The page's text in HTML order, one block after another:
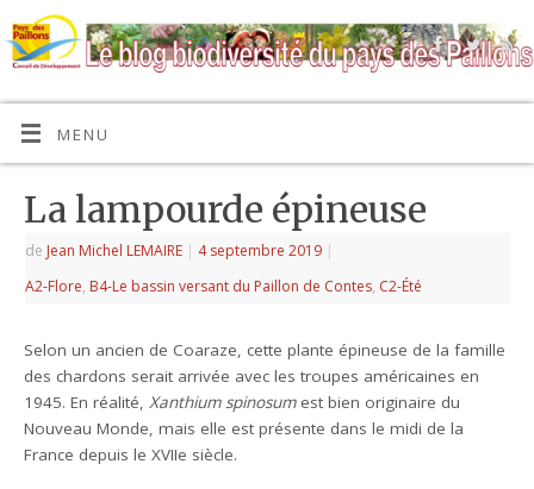
MENU
La lampourde épineuse
de Jean Michel LEMAIRE | 4 septembre 2019 |
A2-Flore, B4-Le bassin versant du Paillon de Contes, C2-Été
Selon un ancien de Coaraze, cette plante épineuse de la famille
des chardons serait arrivée avec les troupes américaines en
1945. En réalité,Xanthium spinosumest bien originaire du
Nouveau Monde, mais elle est présente dans le midi de la
France depuis le XVIIe siècle.